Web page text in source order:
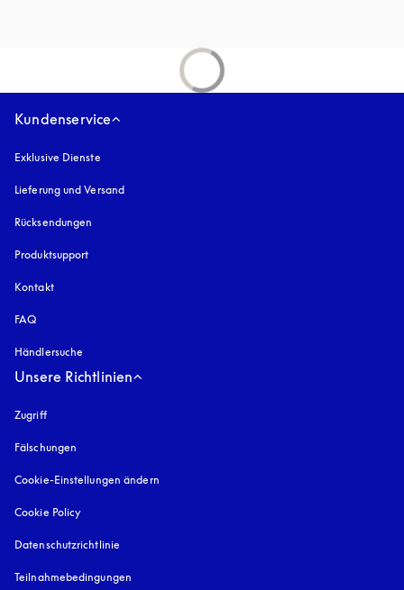
Kundenservice
Exklusive Dienste
Lieferung und Versand
Rücksendungen
Produktsupport
Kontakt
FAQ
Händlersuche
Unsere Richtlinien
Zugrifföffnet sich in einem neuen Tab
Fälschungen
Cookie-Einstellungen ändern
Cookie Policy
Datenschutzrichtlinie
Teilnahmebedingungen